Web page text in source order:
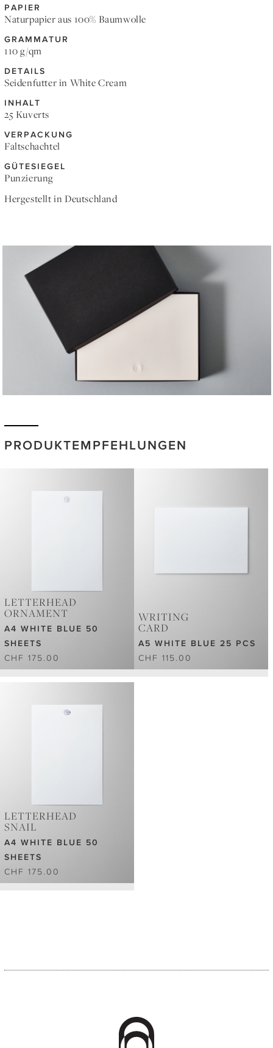
PAPIER
Naturpapier aus 100% Baumwolle
GRAMMATUR
110 g/qm
DETAILS
Seidenfutter in White Cream
INHALT
25 Kuverts
VERPACKUNG
Faltschachtel
GÜTESIEGEL
Punzierung
Hergestellt in Deutschland
PRODUKTEMPFEHLUNGEN
LETTERHEAD
ORNAMENT
A4 WHITE BLUE 50
SHEETS
CHF 175.00
WRITING
CARD
A5 WHITE BLUE 25 PCS
CHF 115.00
LETTERHEAD
SNAIL
A4 WHITE BLUE 50
SHEETS
CHF 175.00